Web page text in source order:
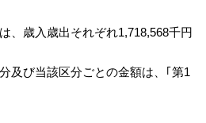
、歳入歳出それぞれ1,718,568千円
及び当該区分ごとの金額は、｢第1